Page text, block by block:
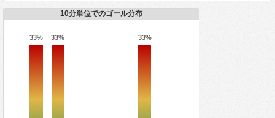
10分単位でのゴール分布
33% 33% 33%